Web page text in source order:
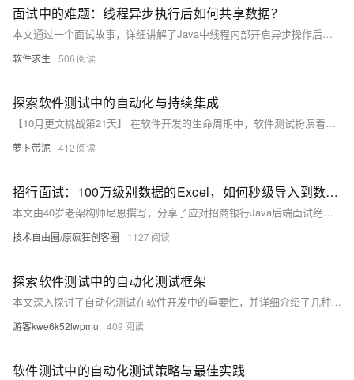
面试中的难题：线程异步执行后如何共享数据？
本文通过一个面试故事，详细讲解了Java中线程内部开启异步操作后如何安全地共享数据。介绍了异步操作的基本概念及常见实现方式（如CompletableFuture、ExecutorService），并重点探讨了volatile关键字、CountDownLatch和CompletableFuture等工具在线程间数据共享中的应用，帮助读者理解线程安全和内存可见性问题。通过这些方法，可以有效解决多线程环境下的数据共享挑战，提升编程效率和代码健壮性。
软件求生 506
探索软件测试中的自动化与持续集成
【10月更文挑战第21天】 在软件开发的生命周期中，软件测试扮演着至关重要的角色。随着技术的进步和开发模式的转变，自动化测试和持续集成已经成为提高软件质量和效率的关键手段。本文将深入探讨自动化测试和持续集成的概念、实施策略以及它们如何相互配合以优化软件开发流程。我们将通过分析实际案例，展示这些技术如何在实际项目中发挥作用，以及面临的挑战和解决方案。此外，文章还将讨论未来趋势，包括人工智能在测试领域的应用前景。
萝卜带泥 412
招行面试：100万级别数据的Excel，如何秒级导入到数据库？
本文由40岁老架构师尼恩撰写，分享了应对招商银行Java后端面试绝命12题的经验。文章详细介绍了如何通过系统化准备，在面试中展示强大的技术实力。针对百万级数据的Excel导入难题，尼恩推荐使用阿里巴巴开源的EasyExcel框架，并结合高性能分片读取、Disruptor队列缓冲和高并发批量写入的架构方案，实现高效的数据处理。此外，文章还提供了完整的代码示例和配置说明，帮助读者快速掌握相关技能。建议读者参考《尼恩Java面试宝典PDF》进行系统化刷题，提升面试竞争力。关注公众号【技术自由圈】可获取更多技术资源和指导。
技术自由圈/原疯狂创客圈 1127
探索软件测试中的自动化测试框架
本文深入探讨了自动化测试在软件开发中的重要性，并详细介绍了几种流行的自动化测试框架。通过比较它们的优缺点和适用场景，旨在为读者提供选择合适自动化测试工具的参考依据。
游客kwe6k52lwpmu 409
软件测试中的自动化测试策略与最佳实践